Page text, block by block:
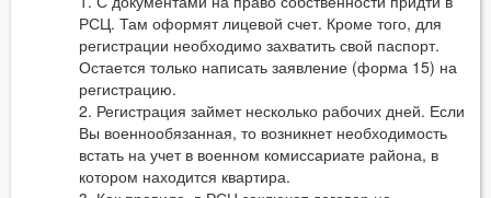
РСЦ. Там оформят лицевой счет. Кроме того, для
регистрации необходимо захватить свой паспорт.
Остается только написать заявление (форма 15) на
регистрацию.
2. Регистрация займет несколько рабочих дней. Если
Вы военнообязанная, то возникнет необходимость
встать на учет в военном комиссариате района, в
котором находится квартира.